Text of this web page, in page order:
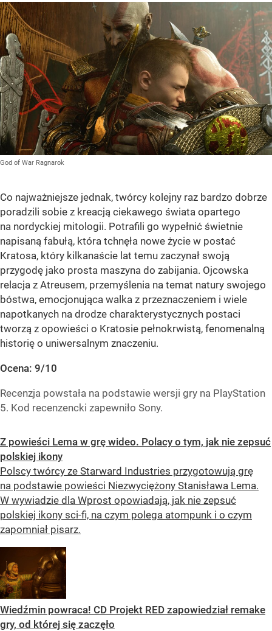
God of War Ragnarok
Co najważniejsze jednak, twórcy kolejny raz bardzo dobrze
poradzili sobie z kreacją ciekawego świata opartego
na nordyckiej mitologii. Potrafili go wypełnić świetnie
napisaną fabułą, która tchnęła nowe życie w postać
Kratosa, który kilkanaście lat temu zaczynał swoją
przygodę jako prosta maszyna do zabijania. Ojcowska
relacja z Atreusem, przemyślenia na temat natury swojego
bóstwa, emocjonująca walka z przeznaczeniem i wiele
napotkanych na drodze charakterystycznych postaci
tworzą z opowieści o Kratosie pełnokrwistą, fenomenalną
historię o uniwersalnym znaczeniu.
Ocena: 9/10
Recenzja powstała na podstawie wersji gry na PlayStation
5. Kod recenzencki zapewniło Sony.
Z powieści Lema w grę wideo. Polacy o tym, jak nie zepsuć
polskiej ikony
Polscy twórcy ze Starward Industries przygotowują grę
na podstawie powieści Niezwyciężony Stanisława Lema.
W wywiadzie dla Wprost opowiadają, jak nie zepsuć
polskiej ikony sci-fi, na czym polega atompunk i o czym
zapomniał pisarz.
Wiedźmin powraca! CD Projekt RED zapowiedział remake
gry, od której się zaczęło